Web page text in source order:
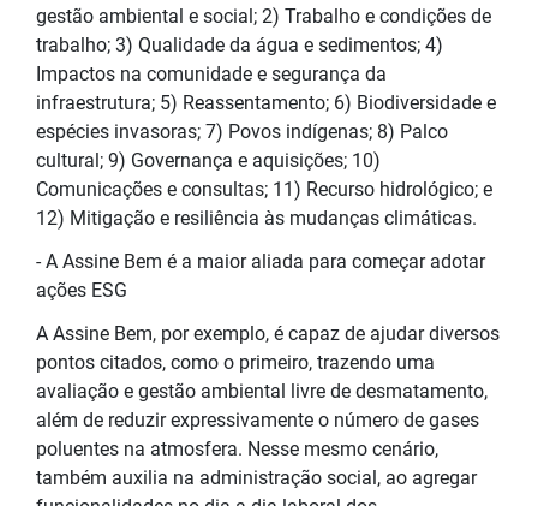
gestão ambiental e social; 2) Trabalho e condições de
trabalho; 3) Qualidade da água e sedimentos; 4)
Impactos na comunidade e segurança da
infraestrutura; 5) Reassentamento; 6) Biodiversidade e
espécies invasoras; 7) Povos indígenas; 8) Palco
cultural; 9) Governança e aquisições; 10)
Comunicações e consultas; 11) Recurso hidrológico; e
12) Mitigação e resiliência às mudanças climáticas.
- A Assine Bem é a maior aliada para começar adotar
ações ESG
A Assine Bem, por exemplo, é capaz de ajudar diversos
pontos citados, como o primeiro, trazendo uma
avaliação e gestão ambiental livre de desmatamento,
além de reduzir expressivamente o número de gases
poluentes na atmosfera. Nesse mesmo cenário,
também auxilia na administração social, ao agregar